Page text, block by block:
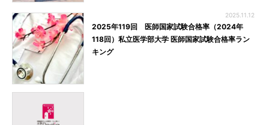
2025.11.12
2025年119回 医師国家試験合格率（2024年
118回）私立医学部大学 医師国家試験合格率ラン
キング